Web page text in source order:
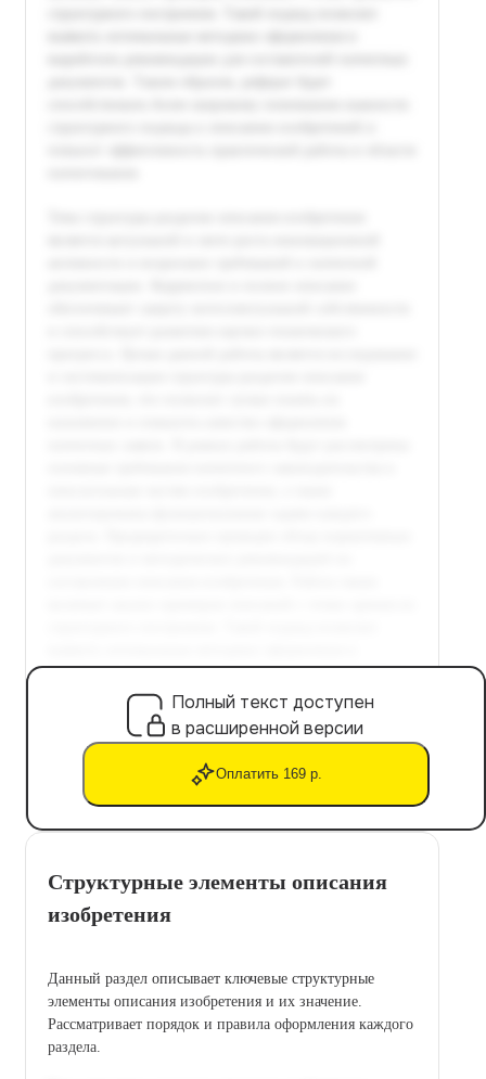
Полный текст доступен
в расширенной версии
Оплатить 169 р.
Структурные элементы описания
изобретения
Данный раздел описывает ключевые структурные
элементы описания изобретения и их значение.
Рассматривает порядок и правила оформления каждого
раздела.